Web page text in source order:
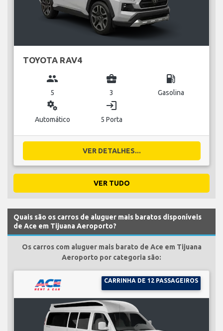
TOYOTA RAV4
group
5
business_center
3
local_gas_station
Gasolina
miscellaneous_services
Automático
login
5 Porta
VER DETALHES...
VER TUDO
Quais são os carros de aluguer mais baratos disponíveis
de Ace em Tijuana Aeroporto?
Os carros com aluguer mais barato de Ace em Tijuana
Aeroporto por categoria são:
CARRINHA DE 12 PASSAGEIROS